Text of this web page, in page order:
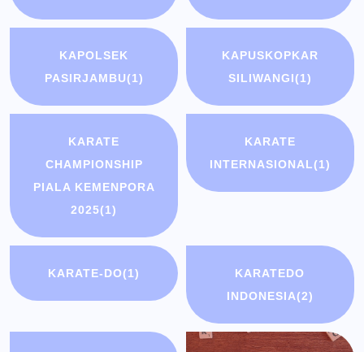
KAPOLSEK
PASIRJAMBU(1)
KAPUSKOPKAR
SILIWANGI(1)
KARATE
CHAMPIONSHIP
PIALA KEMENPORA
2025(1)
KARATE
INTERNASIONAL(1)
KARATE-DO(1)
KARATEDO
INDONESIA(2)